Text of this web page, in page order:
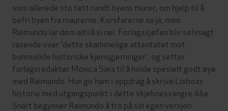
som allerede sto tett rundt byens murer, om hjelp til å
befri byen fra maurerne. Korsfarerne sa ja, men
Raimundo lar dem altså si nei. Forlagssjefen blir selvsagt
rasende over 'dette skammelige attentatet mot
bunnsolide historiske kjensgjerninger', og setter
forlagsredaktør Monica Sara til å holde spesielt godt øye
med Raimundo. Hun gir ham i oppdrag å skrive Lisboas
historie med utgangspunkt i dette skjebnesvangre ikke.
Snart begynner Raimundo å tro på sin egen versjon.